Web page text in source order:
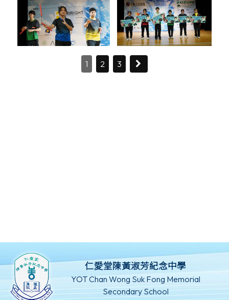
1 2 3
仁愛堂陳黃淑芳紀念中學
YOT Chan Wong Suk Fong Memorial
Secondary School